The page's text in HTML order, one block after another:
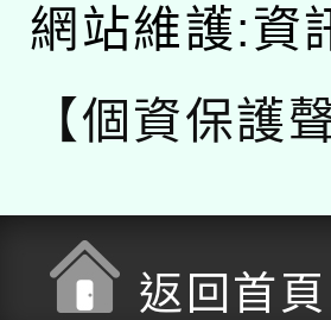
網站維護:資
【個資保護
返回首頁